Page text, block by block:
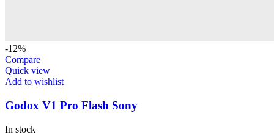
-12%
Compare
Quick view
Add to wishlist
Godox V1 Pro Flash Sony
In stock